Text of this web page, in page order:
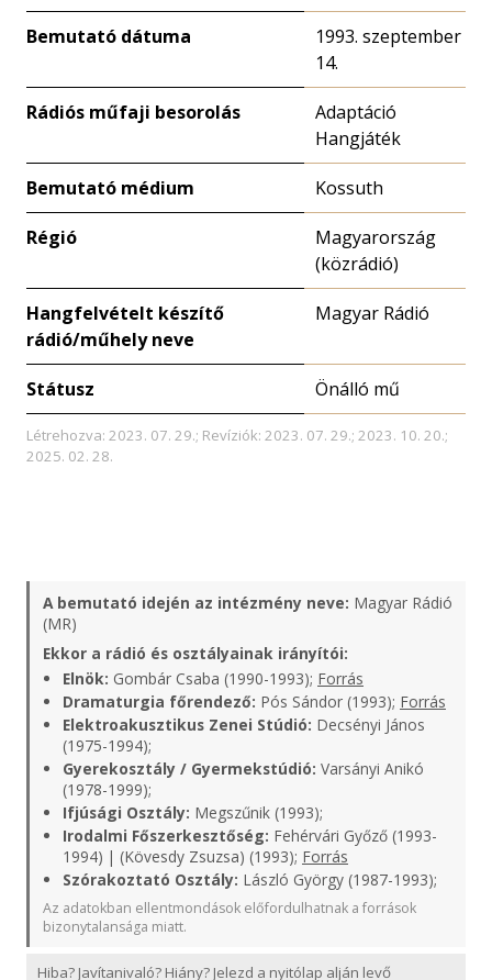
Bemutató dátuma
1993. szeptember
14.
Rádiós műfaji besorolás
Adaptáció
Hangjáték
Bemutató médium Kossuth
Régió
Magyarország
(közrádió)
Hangfelvételt készítő
rádió/műhely neve
Magyar Rádió
Státusz Önálló mű
Létrehozva: 2023. 07. 29.; Revíziók: 2023. 07. 29.; 2023. 10. 20.;
2025. 02. 28.
A bemutató idején az intézmény neve: Magyar Rádió
(MR)
Ekkor a rádió és osztályainak irányítói:
Elnök: Gombár Csaba (1990-1993); Forrás
Dramaturgia főrendező: Pós Sándor (1993); Forrás
Elektroakusztikus Zenei Stúdió: Decsényi János
(1975-1994);
Gyerekosztály / Gyermekstúdió: Varsányi Anikó
(1978-1999);
Ifjúsági Osztály: Megszűnik (1993);
Irodalmi Főszerkesztőség: Fehérvári Győző (1993-
1994) | (Kövesdy Zsuzsa) (1993); Forrás
Szórakoztató Osztály: László György (1987-1993);
Az adatokban ellentmondások előfordulhatnak a források
bizonytalansága miatt.
Hiba? Javítanivaló? Hiány? Jelezd a nyitólap alján levő